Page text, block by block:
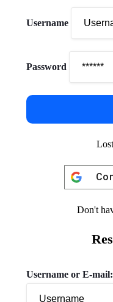
Username
Password
Don't
Username or E-mail: